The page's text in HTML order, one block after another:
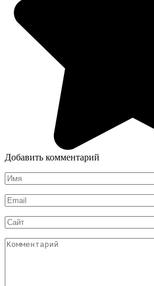
Добавить комментарий
Имя
*
Email
*
Сайт
Комментарий